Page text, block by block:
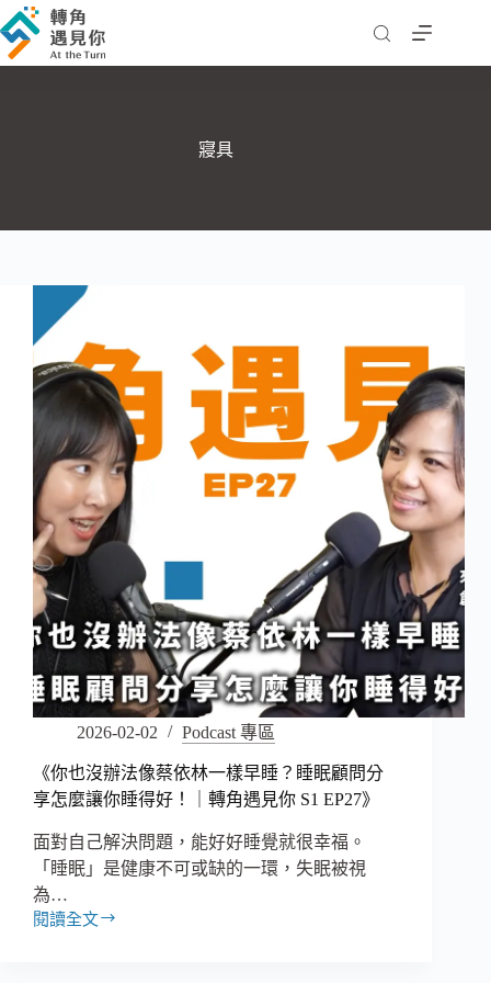
跳
至
主
寢具
2026-02-02 Podcast 專區
《你也沒辦法像蔡依林一樣早睡？睡眠顧問分
享怎麼讓你睡得好！｜轉角遇見你 S1 EP27》
面對自己解決問題，能好好睡覺就很幸福。
「睡眠」是健康不可或缺的一環，失眠被視
為…
閱讀全文
《你